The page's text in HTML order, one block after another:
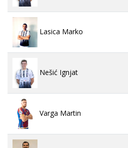
Lasica Marko
Nešić Ignjat
Varga Martin